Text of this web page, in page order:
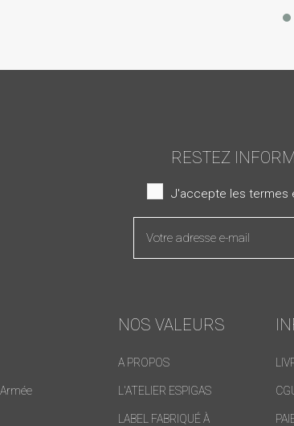
RESTEZ
J'accepte les termes
NOS VALEURS
A PROPOS
L'ATELIER ESPIGAS
LABEL FABRIQUÉ À